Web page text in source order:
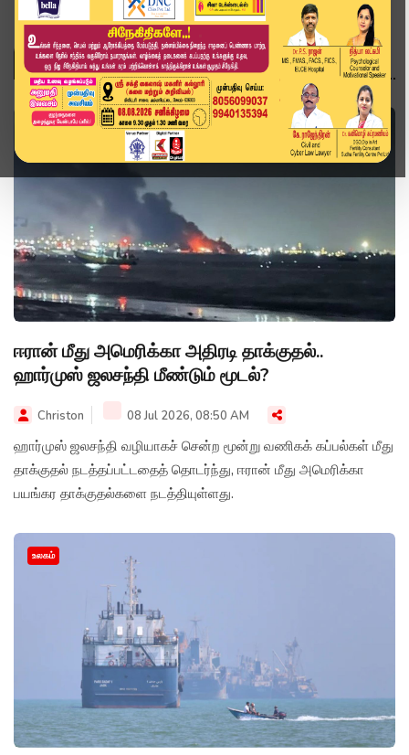
உலகம்
உலகம்
ஈரான் மீது அமெரிக்கா அதிரடி தாக்குதல்..
ஹார்முஸ் ஜலசந்தி மீண்டும் மூடல்?
Christon 08 Jul 2026, 08:50 AM
ஹார்முஸ் ஜலசந்தி வழியாகச் சென்ற மூன்று வணிகக் கப்பல்கள் மீது
தாக்குதல் நடத்தப்பட்டதைத் தொடர்ந்து, ஈரான் மீது அமெரிக்கா
பயங்கர தாக்குதல்களை நடத்தியுள்ளது.
உலகம்